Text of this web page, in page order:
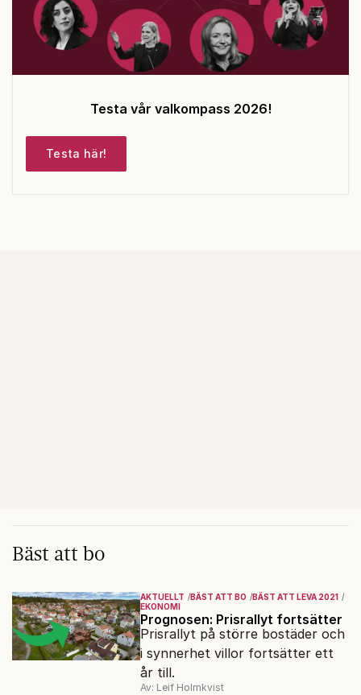
Testa vår valkompass 2026!
Testa här!
Bäst att bo
AKTUELLT BÄST ATT BO
BÄST ATT LEVA 2021
EKONOMI
Prognosen: Prisrallyt fortsätter
Prisrallyt på större bostäder och
i synnerhet villor fortsätter ett
år till.
Av: Leif Holmkvist